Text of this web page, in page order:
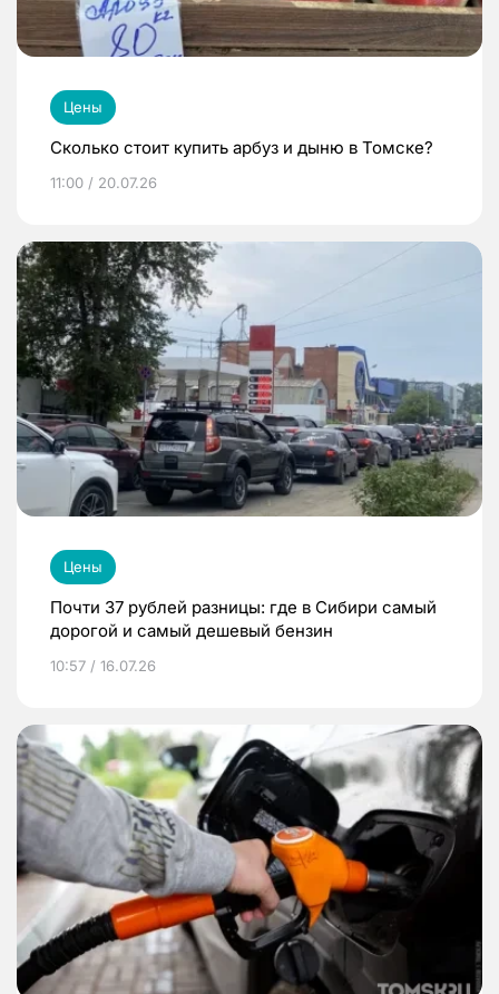
Цены
Сколько стоит купить арбуз и дыню в Томске?
11:00 / 20.07.26
Цены
Почти 37 рублей разницы: где в Сибири самый
дорогой и самый дешевый бензин
10:57 / 16.07.26